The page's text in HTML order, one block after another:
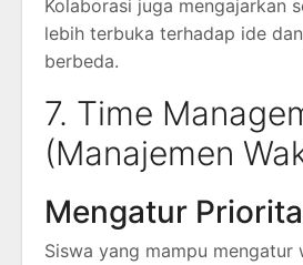
Kolaborasi juga mengajarkan
lebih terbuka terhadap ide
berbeda.
7. Time
(Manajemen
Mengatur
Siswa yang mampu mengatur